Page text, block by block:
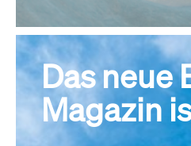
Alle
Das neue
Magazin